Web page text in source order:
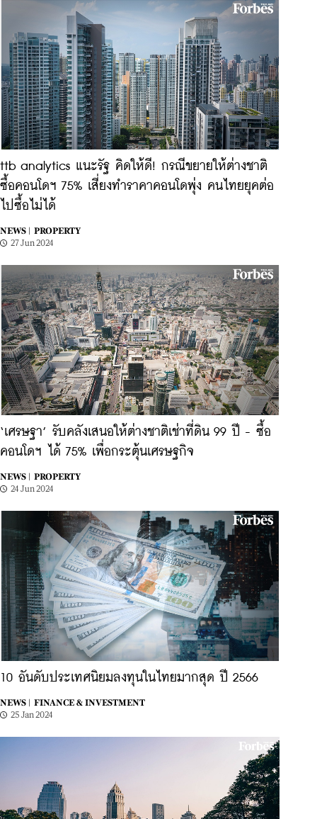
ttb analytics แนะรัฐ คิดให้ดี! กรณีขยายให้ต่างชาติ
ซื้อคอนโดฯ 75% เสี่ยงทำราคาคอนโดพุ่ง คนไทยยุคต่อ
ไปซื้อไม่ได้
NEWS |
PROPERTY
27 Jun 2024
‘เศรษฐา’ รับคลังเสนอให้ต่างชาติเช่าที่ดิน 99 ปี - ซื้อ
คอนโดฯ ได้ 75% เพื่อกระตุ้นเศรษฐกิจ
NEWS |
PROPERTY
24 Jun 2024
10 อันดับประเทศนิยมลงทุนในไทยมากสุด ปี 2566
NEWS |
FINANCE & INVESTMENT
25 Jan 2024